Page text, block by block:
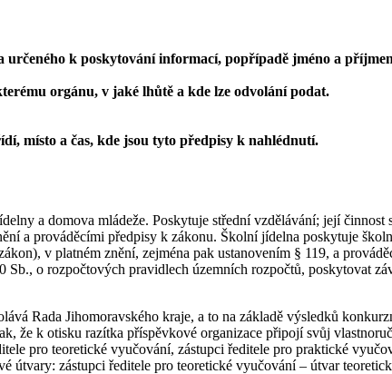
k poskytování informací, popřípadě jméno a
orgánu, v jaké lhůtě a kde lze odvolání podat.
místo a čas, kde jsou tyto předpisy k nahlédnutí.
a domova mládeže. Poskytuje střední vzdělávání; její
a prováděcími předpisy k zákonu. Školní jídelna poskytuje
v platném znění, zejména pak ustanovením § 119, a
o rozpočtových pravidlech územních rozpočtů, poskytovat
Rada Jihomoravského kraje, a to na základě výsledků
že k otisku razítka příspěvkové organizace připojí svůj
pro teoretické vyučování, zástupci ředitele pro praktické
zástupci ředitele pro teoretické vyučování – útvar